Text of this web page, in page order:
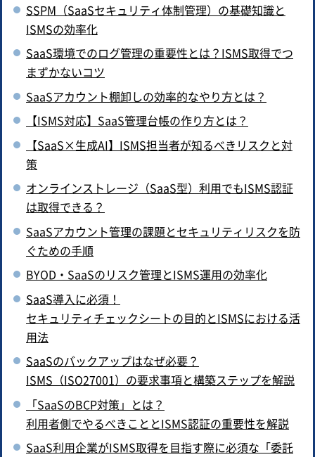
SSPM（SaaSセキュリティ体制管理）の基礎知識と
ISMSの効率化
SaaS環境でのログ管理の重要性とは？ISMS取得でつ
まずかないコツ
SaaSアカウント棚卸しの効率的なやり方とは？
【ISMS対応】SaaS管理台帳の作り方とは？
【SaaS×生成AI】ISMS担当者が知るべきリスクと対
策
オンラインストレージ（SaaS型）利用でもISMS認証
は取得できる？
SaaSアカウント管理の課題とセキュリティリスクを防
ぐための手順
BYOD・SaaSのリスク管理とISMS運用の効率化
SaaS導入に必須！
セキュリティチェックシートの目的とISMSにおける活
用法
SaaSのバックアップはなぜ必要？
ISMS（ISO27001）の要求事項と構築ステップを解説
「SaaSのBCP対策」とは？
利用者側でやるべきこととISMS認証の重要性を解説
SaaS利用企業がISMS取得を目指す際に必須な「委託